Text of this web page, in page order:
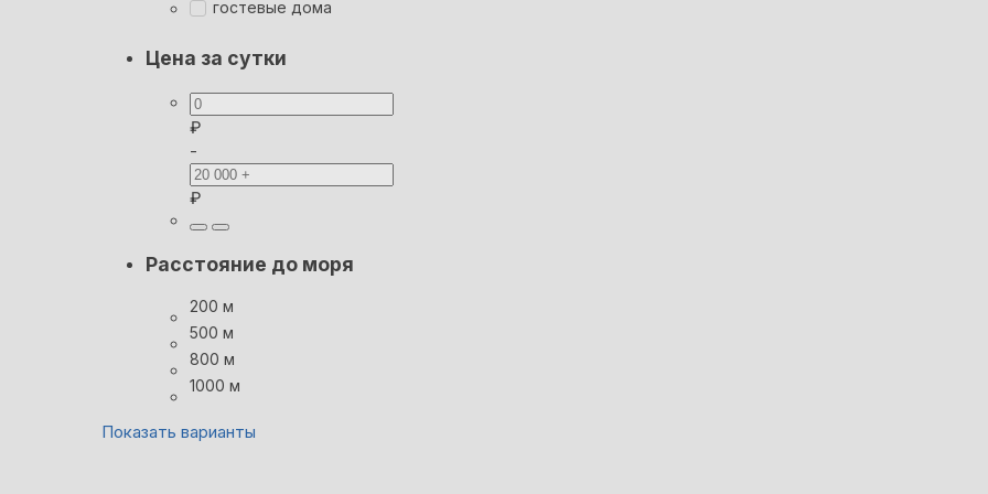
гостевые дома
Цена за сутки
₽
-
₽
Расстояние до моря
200 м
500 м
800 м
1000 м
Показать варианты